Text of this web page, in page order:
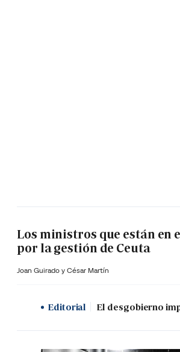
Los ministros que están en
por la gestión de Ceuta
Joan Guirado y César Martín
Editorial El desgobierno